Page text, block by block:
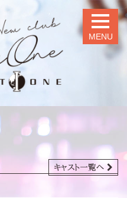
MENU
キャスト一覧へ